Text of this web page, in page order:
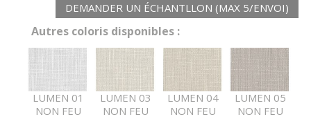
DEMANDER UN ÉCHANTLLON (MAX 5/ENVOI)
Autres coloris disponibles :
LUMEN 01
NON FEU
LUMEN 03
NON FEU
LUMEN 04
NON FEU
LUMEN 05
NON FEU